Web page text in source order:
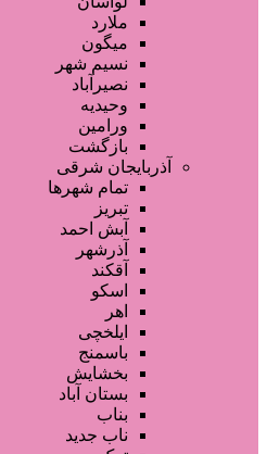
ملارد
میگون
نسیم شهر
نصیرآباد
وحیدیه
ورامین
بازگشت
آذربایجان شرقی
تمام شهر‌ها
تبریز
آبش احمد
آذرشهر
آقکند
اسکو
اهر
ایلخچی
باسمنج
بخشایش
بستان آباد
بناب
ناب جدید
طراحی سایت
صفحه اختصاصی
لیست سایتهای تبلیغاتی
دسته‌بندی‌ها
/ محصولات برچسب خورده “فوم